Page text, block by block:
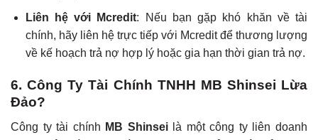
Liên hệ với Mcredit: Nếu bạn gặp khó khăn về tài
chính, hãy liên hệ trực tiếp với Mcredit để thương lượng
về kế hoạch trả nợ hợp lý hoặc gia hạn thời gian trả nợ.
6. Công Ty Tài Chính TNHH MB Shinsei Lừa
Đảo?
Công ty tài chính MB Shinseilà một công ty liên doanh